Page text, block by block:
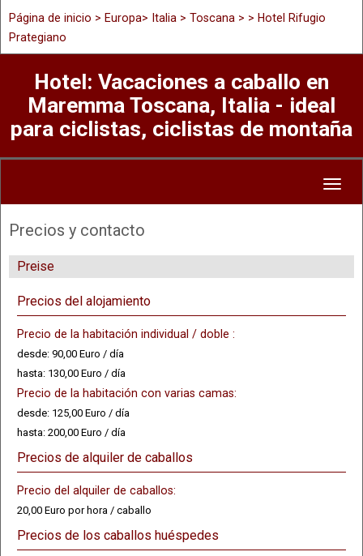
Página de inicio > Europa> Italia > Toscana > > Hotel Rifugio
Prategiano
Hotel: Vacaciones a caballo en
Maremma Toscana, Italia - ideal
para ciclistas, ciclistas de montaña
Toggle
Precios y contacto
Preise
Precios del alojamiento
Precio de la habitación individual / doble :
desde: 90,00 Euro / día
hasta: 130,00 Euro / día
Precio de la habitación con varias camas:
desde: 125,00 Euro / día
hasta: 200,00 Euro / día
Precios de alquiler de caballos
Precio del alquiler de caballos:
20,00 Euro por hora / caballo
Precios de los caballos huéspedes